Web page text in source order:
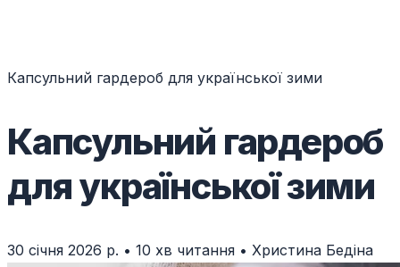
Капсульний гардероб для української зими
Капсульний гардероб
для української зими
30 січня 2026 р. • 10 хв читання • Христина Бедіна